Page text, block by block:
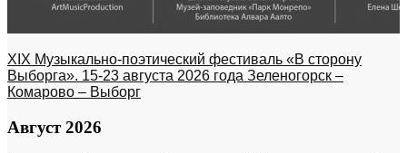
XIX Музыкально-поэтический фестиваль «В сторону
Выборга». 15-23 августа 2026 года Зеленогорск –
Комарово – Выборг
Август 2026